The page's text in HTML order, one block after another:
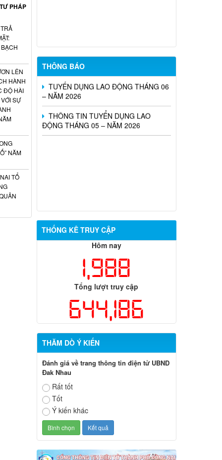
THÔNG BÁO
Tổ chức Sàn giao dịch việc làm tháng
07 năm 2026
TUYỂN DỤNG LAO ĐỘNG THÁNG 06
– NĂM 2026
THÔNG TIN TUYỂN DỤNG LAO
ĐỘNG THÁNG 05 – NĂM 2026
THỐNG KÊ TRUY CẬP
Hôm nay
1,988
Tổng lượt truy cập
644,186
THĂM DÒ Ý KIẾN
Đánh giá về trang thông tin điện tử UBND
Đak Nhau
Rất tốt
Tốt
Ý kiến khác
PHÁP
LÊN
HÀNH
ĐỘ HÀI
SỰ
NĂM
TỔ